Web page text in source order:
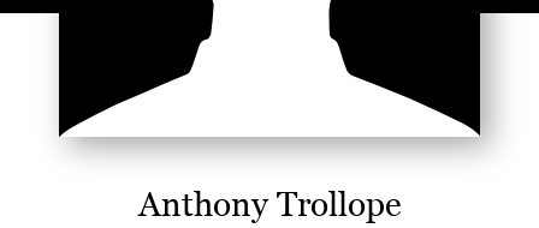
Anthony Trollope